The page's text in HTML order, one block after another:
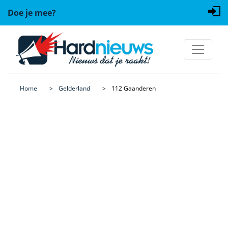
Doe je mee?
Home Gelderland 112 Gaanderen